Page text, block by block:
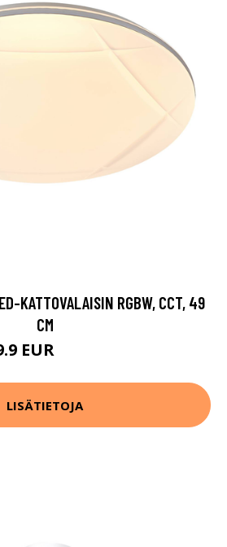
KATTOVALAISIN RGBW, CCT, 49
CM
EUR
LISÄTIETOJA